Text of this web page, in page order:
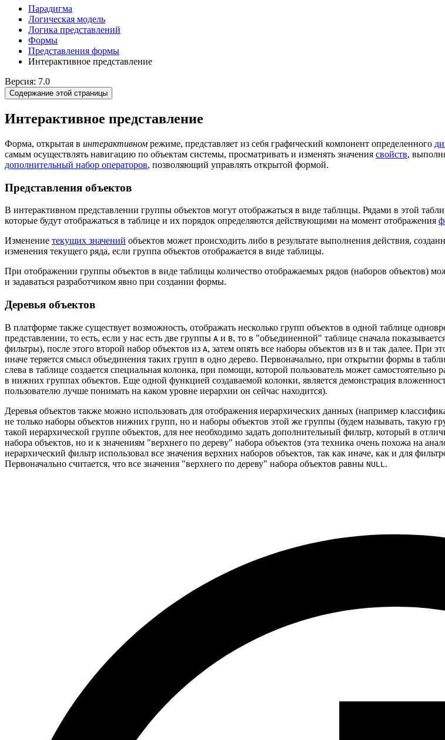
Парадигма
Логическая модель
Логика представлений
Формы
Представления формы
Интерактивное представление
Версия: 7.0
Содержание этой страницы
Интерактивное представление
Форма, открытая в интерактивном режиме, представляет из себя графический компонент определенного
самым осуществлять навигацию по объектам системы, просматривать и изменять значения свойств,
дополнительный набор операторов, позволяющий управлять открытой формой.
Представления объектов
В интерактивном представлении группы объектов могут отображаться в виде таблицы. Рядами в этой
которые будут отображаться в таблице и их порядок определяются действующими на момент отображения
Изменение текущих значений объектов может происходить либо в результате выполнения действия,
изменения текущего ряда, если группа объектов отображается в виде таблицы.
При отображении группы объектов в виде таблицы количество отображаемых рядов (наборов объектов)
и задаваться разработчиком явно при создании формы.
Деревья объектов
В платформе также существует возможность, отображать несколько групп объектов в одной таблице
представлении, то есть, если у нас есть две группы A и B, то в "объединенной" таблице сначала
фильтры), после этого второй набор объектов из A, затем опять все наборы объектов из B и так далее. При
иначе теряется смысл объединения таких групп в одно дерево. Первоначально, при открытии формы в
слева в таблице создается специальная колонка, при помощи, которой пользователь может
в нижних группах объектов. Еще одной функцией создаваемой колонки, является демонстрация
пользователю лучше понимать на каком уровне иерархии он сейчас находится).
Деревья объектов также можно использовать для отображения иерархических данных (например
не только наборы объектов нижних групп, но и наборы объектов этой же группы (будем называть, такую
такой иерархической группе объектов, для нее необходимо задать дополнительный фильтр, который в
набора объектов, но и к значениям "верхнего по дереву" набора объектов (эта техника очень похожа на
иерархический фильтр использовал все значения верхних наборов объектов, так как иначе, как и для
Первоначально считается, что все значения "верхнего по дереву" набора объектов равны NULL .